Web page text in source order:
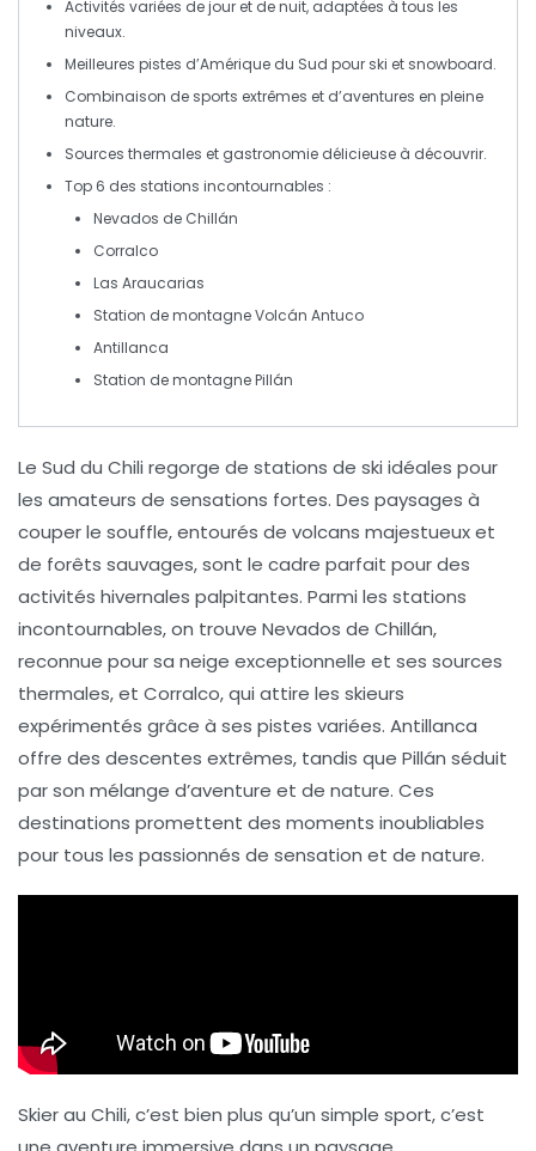
Activités variées de jour et de nuit, adaptées à tous les
niveaux.
Meilleures pistes d’Amérique du Sud pour ski et snowboard.
Combinaison de sports extrêmes et d’aventures en pleine
nature.
Sources thermales et gastronomie délicieuse à découvrir.
Top 6 des stations incontournables :
Nevados de Chillán
Corralco
Las Araucarias
Station de montagne Volcán Antuco
Antillanca
Station de montagne Pillán
Le Sud du Chili regorge de stations de ski idéales pour
les amateurs de sensations fortes. Des paysages à
couper le souffle, entourés de volcans majestueux et
de forêts sauvages, sont le cadre parfait pour des
activités hivernales palpitantes. Parmi les stations
incontournables, on trouve Nevados de Chillán,
reconnue pour sa neige exceptionnelle et ses sources
thermales, et Corralco, qui attire les skieurs
expérimentés grâce à ses pistes variées. Antillanca
offre des descentes extrêmes, tandis que Pillán séduit
par son mélange d’aventure et de nature. Ces
destinations promettent des moments inoubliables
pour tous les passionnés de sensation et de nature.
Skier au Chili, c’est bien plus qu’un simple sport, c’est